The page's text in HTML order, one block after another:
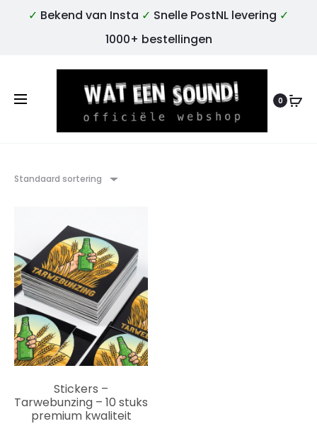
✓ Bekend van Insta ✓ Snelle PostNL levering ✓
1000+ bestellingen
0
Standaard sortering
Stickers –
Tarwebunzing – 10 stuks
premium kwaliteit